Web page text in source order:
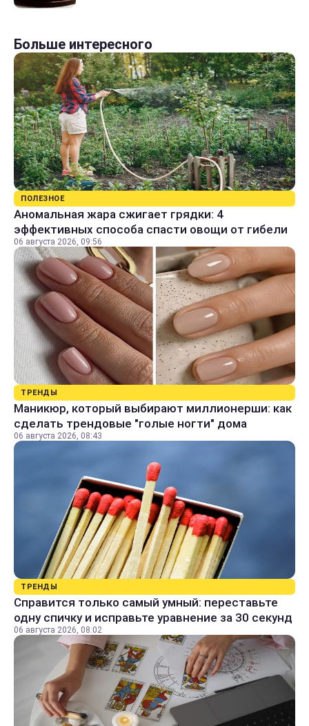
Больше интересного
ПОЛЕЗНОЕ
Аномальная жара сжигает грядки: 4
эффективных способа спасти овощи от гибели
06 августа 2026, 09:56
ТРЕНДЫ
Маникюр, который выбирают миллионерши: как
сделать трендовые "голые ногти" дома
06 августа 2026, 08:43
ТРЕНДЫ
Справится только самый умный: переставьте
одну спичку и исправьте уравнение за 30 секунд
06 августа 2026, 08:02